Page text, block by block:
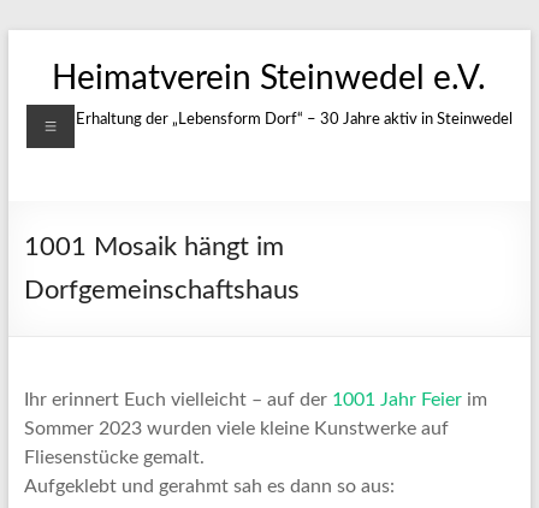
Inhalt
springenHeimatverein Steinwedel e.V.
Für die Erhaltung der „Lebensform Dorf“ – 30 Jahre aktiv in Steinwedel
Menü
1001 Mosaik hängt im
Dorfgemeinschaftshaus
Ihr erinnert Euch vielleicht – auf der 1001 Jahr Feierim
Sommer 2023 wurden viele kleine Kunstwerke auf
Fliesenstücke gemalt.
Aufgeklebt und gerahmt sah es dann so aus: